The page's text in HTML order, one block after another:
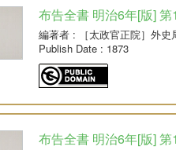
布告全書 明治6年[版] 第
編著者 : ［太政官正院］外史
Publish Date : 1873
布告全書 明治6年[版]